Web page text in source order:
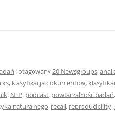
i otagowany20 Newsgroups,
, klasyfikacja dokumentów,
, NLP, podcast, powtarzalność badań,
naturalnego, recall, reproducibility,